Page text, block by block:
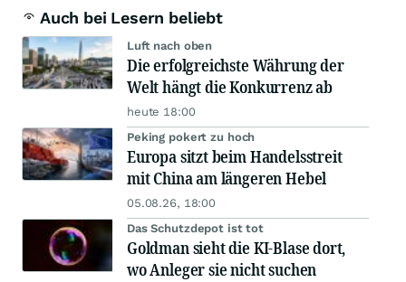
Auch bei Lesern beliebt
Luft nach oben
Die erfolgreichste Währung der
Welt hängt die Konkurrenz ab
heute 18:00
Peking pokert zu hoch
Europa sitzt beim Handelsstreit
mit China am längeren Hebel
05.08.26, 18:00
Das Schutzdepot ist tot
Goldman sieht die KI-Blase dort,
wo Anleger sie nicht suchen